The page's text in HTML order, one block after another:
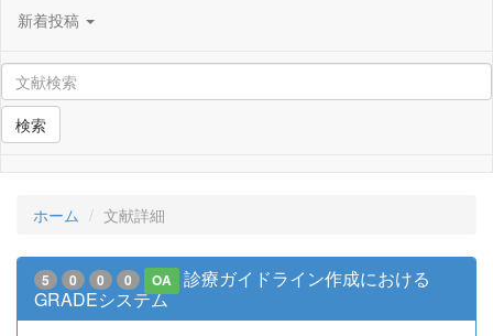
新着投稿
検索
ホーム 文献詳細
5 0 0 0 OA
診療ガイドライン作成における
GRADEシステム